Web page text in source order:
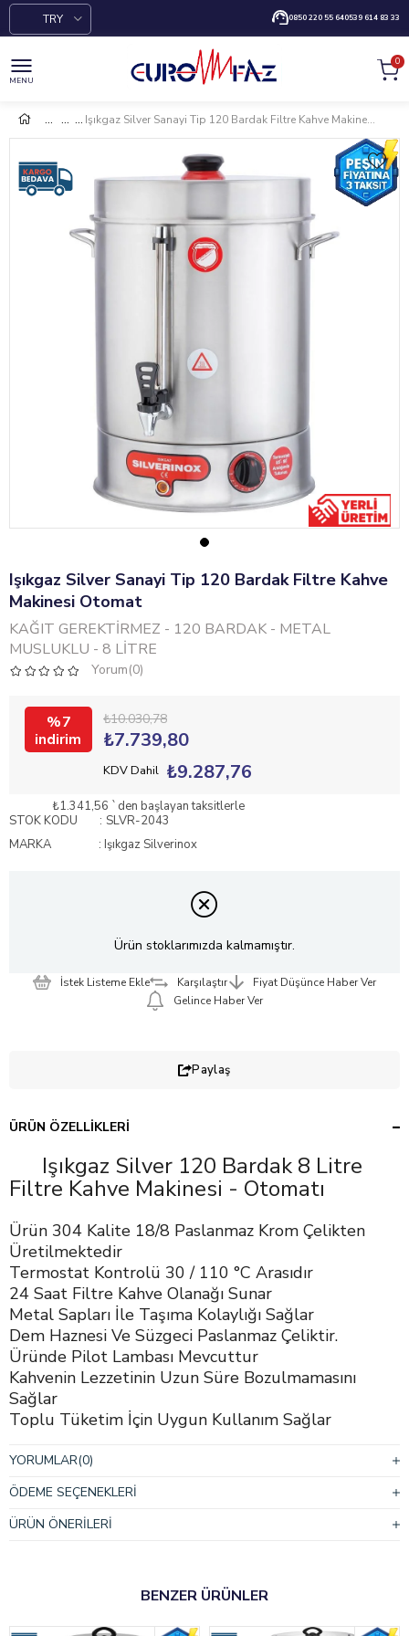
0850 220 55 640539 614 83 33
TRY
MENU
0
Işıkgaz Silver Sanayi Tip 120 Bardak Filtre Kahve Makinesi Otomat
Işıkgaz Silver Sanayi Tip 120 Bardak Filtre Kahve
Makinesi Otomat
KAĞIT GEREKTİRMEZ - 120 BARDAK - METAL
MUSLUKLU - 8 LİTRE
Yorum(0)
7 ₺10.030,78
₺7.739,80
KDV Dahil ₺9.287,76
₺1.341,56 `den başlayan taksitlerle
STOK KODU
SLVR-2043
MARKA
: Işıkgaz Silverinox
Ürün stoklarımızda kalmamıştır.
İstek Listeme Ekle Karşılaştır
Fiyat Düşünce Haber Ver
Gelince Haber Ver
Paylaş
ÜRÜN ÖZELLIKLERI
Işıkgaz Silver 120 Bardak 8 Litre
Filtre Kahve Makinesi - Otomatı
Ürün 304 Kalite 18/8 Paslanmaz Krom Çelikten
Üretilmektedir
Termostat Kontrolü 30 / 110 °C Arasıdır
24 Saat Filtre Kahve Olanağı Sunar
Metal Sapları İle Taşıma Kolaylığı Sağlar
Dem Haznesi Ve Süzgeci Paslanmaz Çeliktir.
Üründe Pilot Lambası Mevcuttur
Kahvenin Lezzetinin Uzun Süre Bozulmamasını
Sağlar
Toplu Tüketim İçin Uygun Kullanım Sağlar
Hijyen İmkanı Sağlamıştır
Ürünün Gövdesi Tamamen Paslanmaz Çeliktir Bu
Sayede Uzun Kullanım Ömrü Sunar
Profesyonel Kullanımlar İçin Dizayn Edilmiş Yüksek
Isıya Dayanıklı Özel Paslanmaz Çelik Malzemeden
Özel Tasarlanmıştır
YORUMLAR(0)
ÖDEME SEÇENEKLERI
ÜRÜN ÖNERILERI
BENZER ÜRÜNLER